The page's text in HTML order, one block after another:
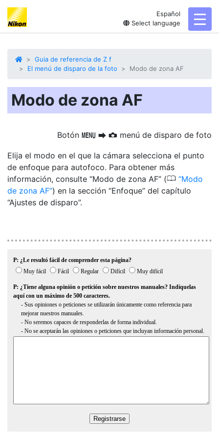
Español
Select language
Guia de referencia de Z f
El menú de disparo de la foto
Modo de zona AF
Modo de zona AF
Botón G U C menú de disparo de foto
Elija el modo en el que la cámara selecciona el punto
de enfoque para autofoco. Para obtener más
información, consulte “Modo de zona AF” (0 Modo
de zona AF ) en la sección “Enfoque” del capítulo
“Ajustes de disparo”.